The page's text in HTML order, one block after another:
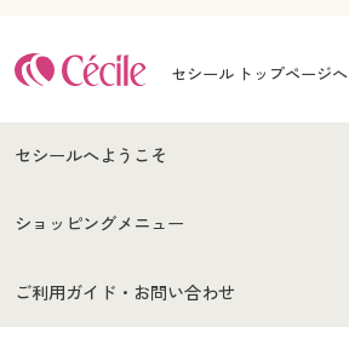
セシール トップページへ
セシールへようこそ
はじめての方へ
セシールご利用規約
ショッピングメニュー
商品カテゴリ
ご利用ガイド・お問い合わせ